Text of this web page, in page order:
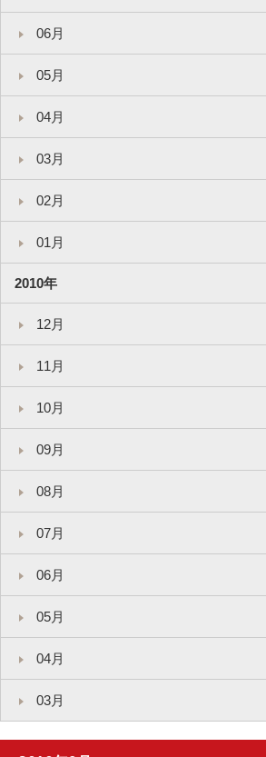
06月
05月
04月
03月
02月
01月
2010年
12月
11月
10月
09月
08月
07月
06月
05月
04月
03月